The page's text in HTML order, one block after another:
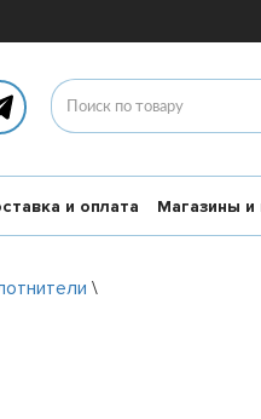
и оплата Магазины и
\